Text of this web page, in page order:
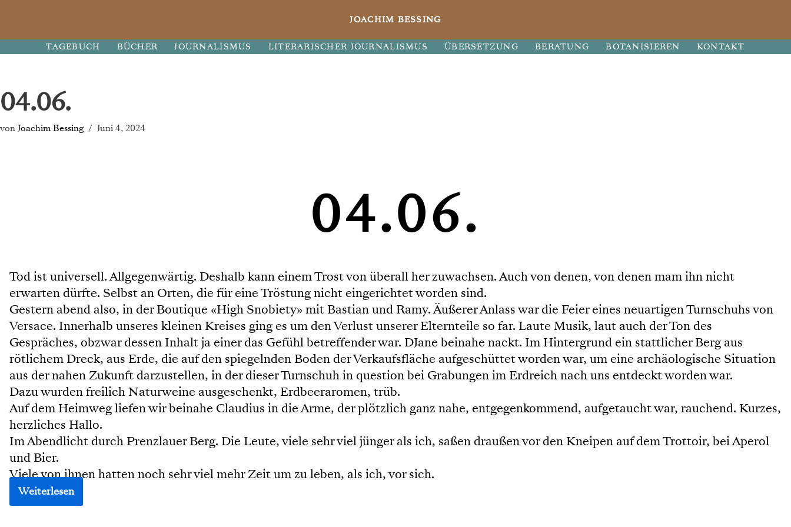
JOACHIM BESSING
TAGEBUCH BÜCHER JOURNALISMUS LITERARISCHER JOURNALISMUS ÜBERSETZUNG BERATUNG BOTANISIEREN KONTAKT
04.06.
vonJoachim Bessing Juni 4, 2024
04.06.
Tod ist universell. Allgegenwärtig. Deshalb kann einem Trost von überall her zuwachsen. Auch von denen, von denen mam ihn nicht
erwarten dürfte. Selbst an Orten, die für eine Tröstung nicht eingerichtet worden sind.
Gestern abend also, in der Boutique «High Snobiety» mit Bastian und Ramy. Äußerer Anlass war die Feier eines neuartigen Turnschuhs von
Versace. Innerhalb unseres kleinen Kreises ging es um den Verlust unserer Elternteile so far. Laute Musik, laut auch der Ton des
Gespräches, obzwar dessen Inhalt ja einer das Gefühl betreffender war. DJane beinahe nackt. Im Hintergrund ein stattlicher Berg aus
rötlichem Dreck, aus Erde, die auf den spiegelnden Boden der Verkaufsfläche aufgeschüttet worden war, um eine archäologische Situation
aus der nahen Zukunft darzustellen, in der dieser Turnschuh in question bei Grabungen im Erdreich nach uns entdeckt worden war.
Dazu wurden freilich Naturweine ausgeschenkt, Erdbeeraromen, trüb.
Auf dem Heimweg liefen wir beinahe Claudius in die Arme, der plötzlich ganz nahe, entgegenkommend, aufgetaucht war, rauchend. Kurzes,
herzliches Hallo.
Im Abendlicht durch Prenzlauer Berg. Die Leute, viele sehr viel jünger als ich, saßen draußen vor den Kneipen auf dem Trottoir, bei Aperol
und Bier.
Viele von ihnen hatten noch sehr viel mehr Zeit um zu leben, als ich, vor sich.
Weiterlesen